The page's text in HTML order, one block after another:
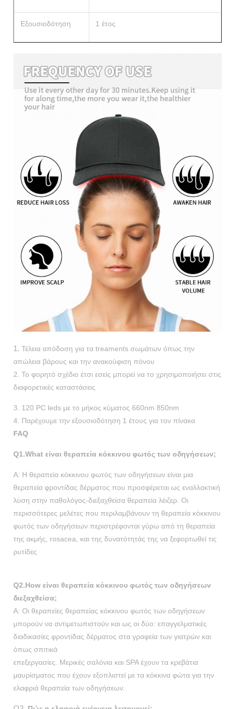
Εξουσιοδότηση 1 έτος
1. Τέλεια απόδοση για τα treaments σωμάτων όπως την
απώλεια βάρους και την ανακούφιση πόνου
2. Το φορητό σχέδιο έτσι εσείς μπορεί να το χρησιμοποιήσει στις
διαφορετικές καταστάσεις
3. 120 PC leds με το μήκος κύματος 660nm 850nm
4. Παρέχουμε την εξουσιοδότηση 1 έτους για τον πίνακα
FAQ
Q1.What είναι θεραπεία κόκκινου φωτός των οδηγήσεων;
Α: Η θεραπεία κόκκινου φωτός των οδηγήσεων είναι μια
θεραπεία φροντίδας δέρματος που προσφέρεται ως εναλλακτική
λύση στην παθολόγος-διεξαχθείσα θεραπεία λέιζερ. Οι
περισσότερες μελέτες που περιλαμβάνουν τη θεραπεία κόκκινου
φωτός των οδηγήσεων περιστρέφονται γύρω από τη θεραπεία
της ακμής, rosacea, και της δυνατότητάς της να ξεφορτωθεί τις
ρυτίδες
Q2.How είναι θεραπεία κόκκινου φωτός των οδηγήσεων
διεξαχθείσα;
Α: Οι θεραπείες θεραπείας κόκκινου φωτός των οδηγήσεων
μπορούν να αντιμετωπιστούν και ως οι δύο: επαγγελματικές
διαδικασίες φροντίδας δέρματος στα γραφεία των γιατρών και
όπως σπιτικά
επεξεργασίες. Μερικές σαλόνια και SPA έχουν τα κρεβάτια
μαυρίσματος που έχουν εξοπλιστεί με τα κόκκινα φώτα για την
ελαφριά θεραπεία των οδηγήσεων.